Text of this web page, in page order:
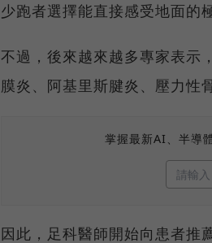
少跑者選擇能直接感受地面的
不過，後來越來越多專家表示
膜炎、阿基里斯腱炎、壓力性
掌握最新AI、半導
因此，足科醫師開始向患者推